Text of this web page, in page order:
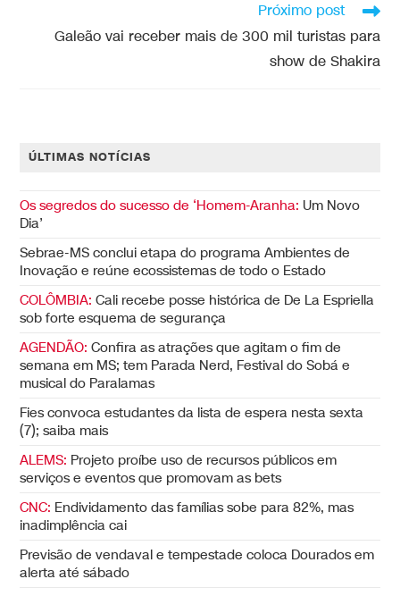
Próximo post
Galeão vai receber mais de 300 mil turistas para
show de Shakira
ÚLTIMAS NOTÍCIAS
Os segredos do sucesso de ‘Homem-Aranha: Um Novo
Dia’
Sebrae-MS conclui etapa do programa Ambientes de
Inovação e reúne ecossistemas de todo o Estado
COLÔMBIA: Cali recebe posse histórica de De La Espriella
sob forte esquema de segurança
AGENDÃO: Confira as atrações que agitam o fim de
semana em MS; tem Parada Nerd, Festival do Sobá e
musical do Paralamas
Fies convoca estudantes da lista de espera nesta sexta
(7); saiba mais
ALEMS: Projeto proíbe uso de recursos públicos em
serviços e eventos que promovam as bets
CNC: Endividamento das famílias sobe para 82%, mas
inadimplência cai
Previsão de vendaval e tempestade coloca Dourados em
alerta até sábado